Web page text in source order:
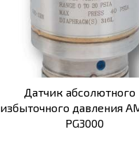
Датчик абсолютного
избыточного давления
PG3000